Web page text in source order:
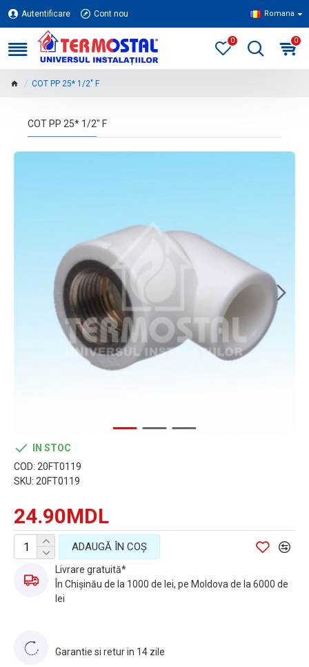
Autentificare Cont nou Romana
0 0
COT PP 25* 1/2" F
COT PP 25* 1/2" F
24.90MDL
IN STOC
COD: 20FT0119
SKU: 20FT0119
ADAUGĂ ÎN COŞ
Livrare gratuită*
În Chișinău de la 1000 de lei, pe Moldova de la 6000 de
lei
Garantie si retur in 14 zile